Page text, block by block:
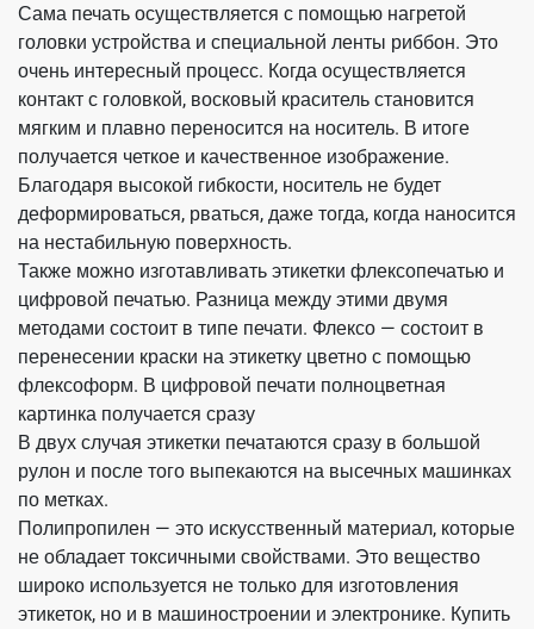
Сама печать осуществляется с помощью нагретой
головки устройства и специальной ленты риббон. Это
очень интересный процесс. Когда осуществляется
контакт с головкой, восковый краситель становится
мягким и плавно переносится на носитель. В итоге
получается четкое и качественное изображение.
Благодаря высокой гибкости, носитель не будет
деформироваться, рваться, даже тогда, когда наносится
на нестабильную поверхность.
Также можно изготавливать этикетки флексопечатью и
цифровой печатью. Разница между этими двумя
методами состоит в типе печати. Флексо — состоит в
перенесении краски на этикетку цветно с помощью
флексоформ. В цифровой печати полноцветная
картинка получается сразу
В двух случая этикетки печатаются сразу в большой
рулон и после того выпекаются на высечных машинках
по метках.
Полипропилен — это искусственный материал, которые
не обладает токсичными свойствами. Это вещество
широко используется не только для изготовления
этикеток, но и в машиностроении и электронике. Купить